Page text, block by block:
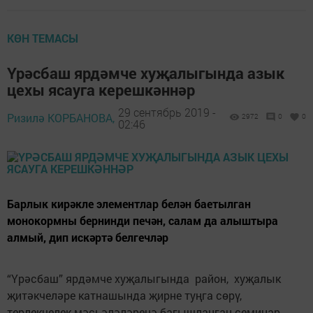
КӨН ТЕМАСЫ
Үрәсбаш ярдәмче хуҗалыгында азык
цехы ясауга керешкәннәр
Ризилә КОРБАНОВА, 29 сентябрь 2019 -
02:46
2972 0 0
Барлык кирәкле элементлар белән баетылган
монокормны бернинди печән, салам да алыштыра
алмый, дип искәртә белгечләр
“Үрәсбаш” ярдәмче хуҗалыгында район, хуҗалык
җитәкчеләре катнашында җирне туңга сөрү,